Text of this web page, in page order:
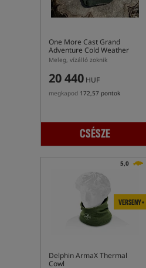
One More Cast Grand
Adventure Cold Weather
Waterproof
Meleg, vízálló zoknik
20 440 HUF
megkapod 172,57 pontok
CSÉSZE
5,0
VERSENY+
Delphin ArmaX Thermal
Cowl